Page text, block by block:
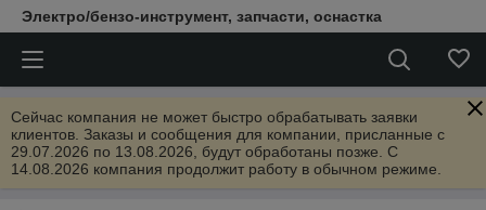
Электро/бензо-инструмент, запчасти, оснастка
Сейчас компания не может быстро обрабатывать заявки
клиентов. Заказы и сообщения для компании, присланные с
29.07.2026 по 13.08.2026, будут обработаны позже. С
14.08.2026 компания продолжит работу в обычном режиме.